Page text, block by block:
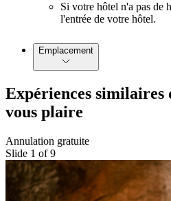
Si votre hôtel n'a pas de
l'entrée de votre hôtel.
Emplacement
Expériences
vous plaire
Annulation gratuite
Slide 1 of 9